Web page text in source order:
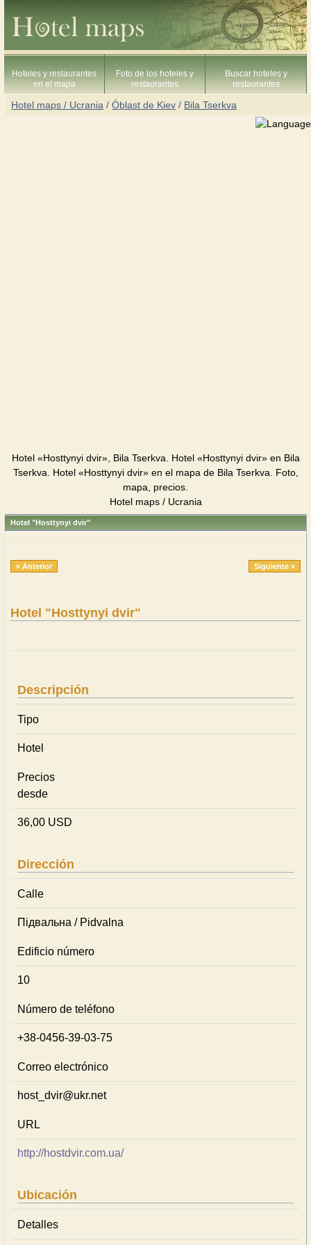
Hoteles y restaurantes
en el mapa
Foto de los hoteles y
restaurantes
Buscar hoteles y
restaurantes
Hotel maps / Ucrania / Óblast de Kiev / Bila Tserkva
Hotel «Hosttynyi dvir», Bila Tserkva. Hotel «Hosttynyi dvir» en Bila
Tserkva. Hotel «Hosttynyi dvir» en el mapa de Bila Tserkva. Foto,
mapa, precios.
Hotel maps / Ucrania
Hotel "Hosttynyi dvir"
« Anterior Siguiente »
Hotel "Hosttynyi dvir"
Descripción
Tipo
Hotel
Precios
desde
36,00 USD
Dirección
Calle
Підвальна / Pidvalna
Edificio número
10
Número de teléfono
+38-0456-39-03-75
Correo electrónico
host_dvir@ukr.net
URL
http://hostdvir.com.ua/
Ubicación
Detalles